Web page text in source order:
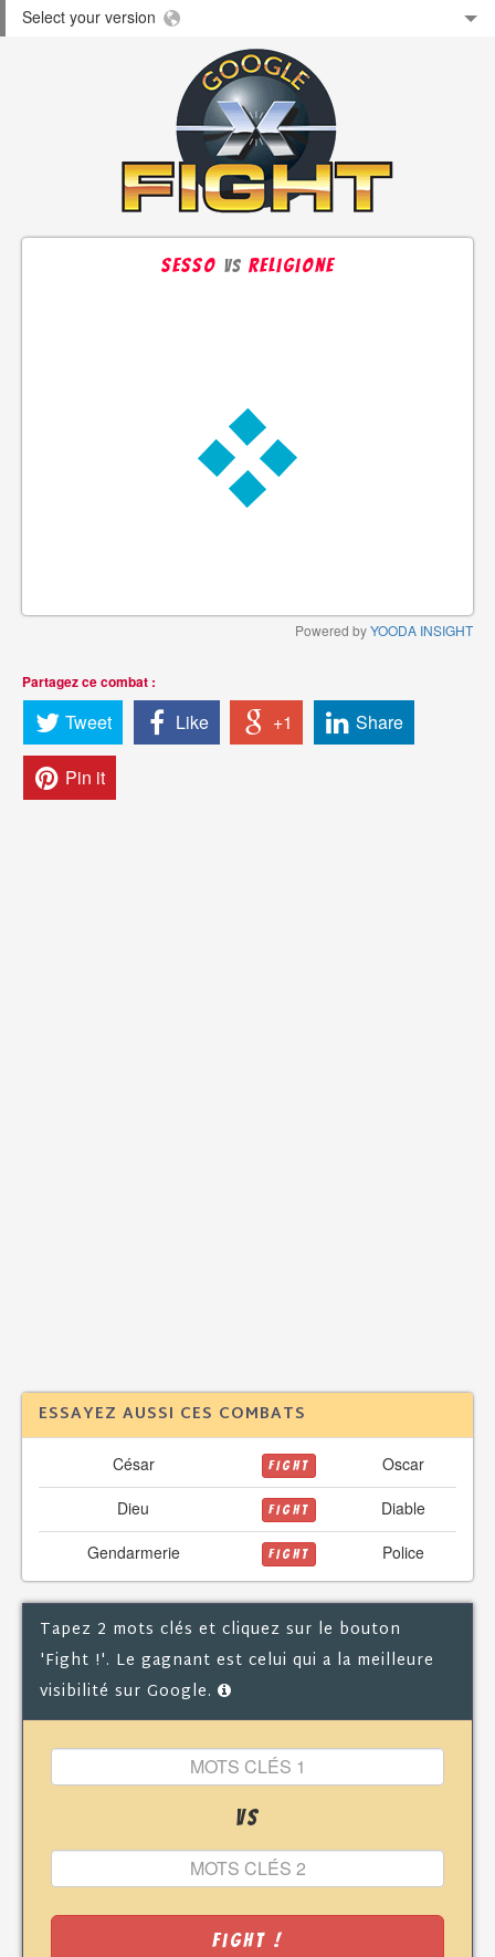
Select your version
sesso vs religione
Powered byYOODA INSIGHT
Partagez ce combat :
Tweet Like +1 Share
Pin it
ESSAYEZ AUSSI CES COMBATS
César FIGHT
Oscar
Dieu
FIGHT
Diable
Gendarmerie
FIGHT Police
Tapez 2 mots clés et cliquez sur le bouton
'Fight !'. Le gagnant est celui qui a la meilleure
visibilité sur Google.
VS
Fight !